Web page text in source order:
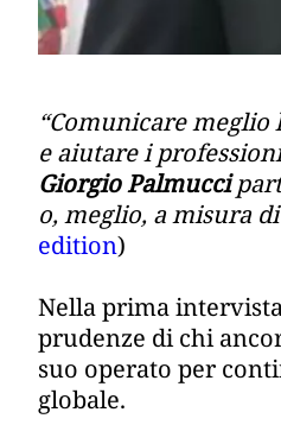
“Comunicare
e aiutare i
Giorgio Palmucci
o, meglio, a misura
edition)
Nella prima
prudenze di chi
suo operato per
globale.